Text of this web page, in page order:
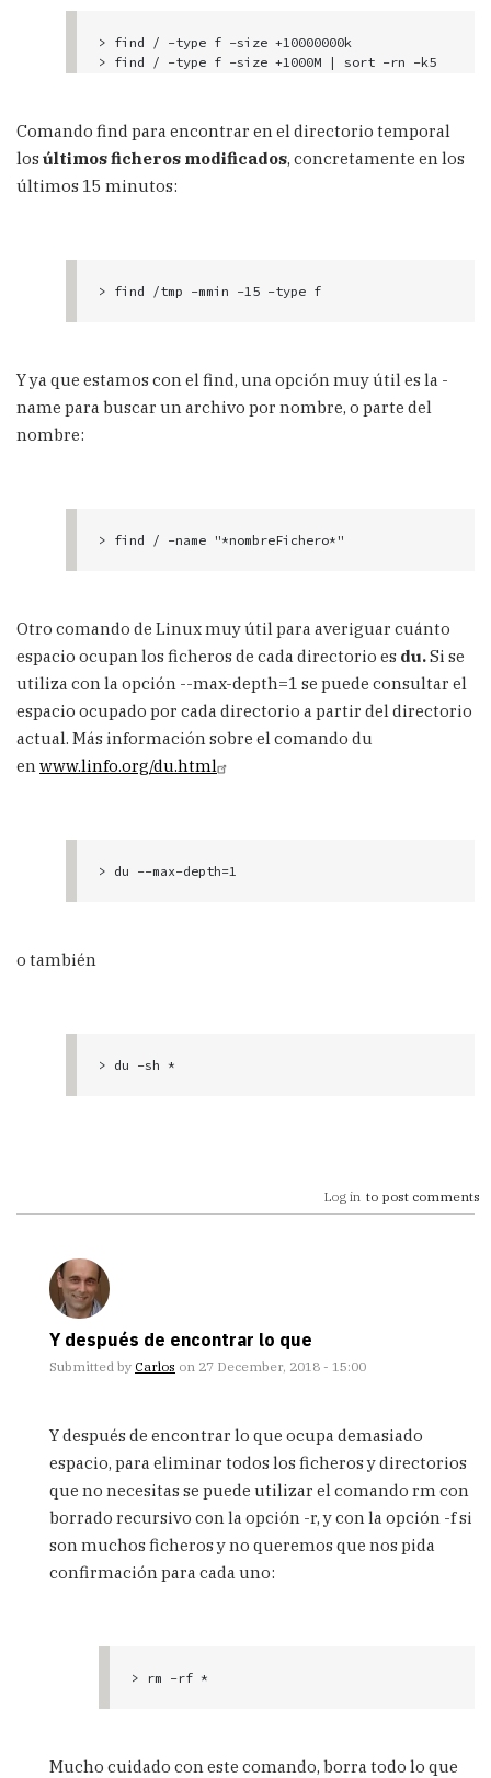
> find / -type f -size +10000000k
> find / -type f -size +1000M | sort -rn -k5
Comando find para encontrar en el directorio temporal
los últimos ficheros modificados, concretamente en los
últimos 15 minutos:
Y ya que estamos con el find, una opción muy útil es la -
name para buscar un archivo por nombre, o parte del
nombre:
Otro comando de Linux muy útil para averiguar cuánto
espacio ocupan los ficheros de cada directorio es du.Si se
utiliza con la opción --max-depth=1 se puede consultar el
espacio ocupado por cada directorio a partir del directorio
actual. Más información sobre el comando du
en www.linfo.org/du.html
o también
> du -sh *
Log in to post comments
Y después de encontrar lo que
Submitted by Carlos on 27 December, 2018 - 15:00
reply
¿Tienes
problemas
de
Carlos
Y después de encontrar lo que ocupa demasiado
espacio, para eliminar todos los ficheros y directorios
que no necesitas se puede utilizar el comando rm con
borrado recursivo con la opción -r, y con la opción -f si
son muchos ficheros y no queremos que nos pida
confirmación para cada uno:
> rm -rf *
Mucho cuidado con este comando, borra todo lo que